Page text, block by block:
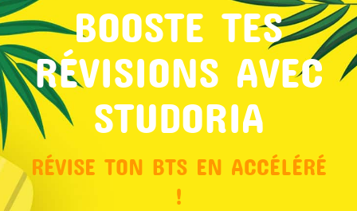
BOOSTE TES
RÉVISIONS AVEC
STUDORIA
RÉVISE TON BTS EN ACCÉLÉRÉ
!